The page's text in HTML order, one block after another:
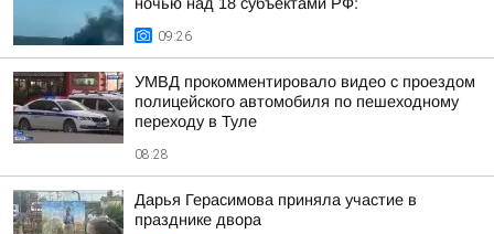
09:26
УМВД прокомментировало видео с проездом
полицейского автомобиля по пешеходному
переходу в Туле
08:28
Дарья Герасимова приняла участие в
празднике двора